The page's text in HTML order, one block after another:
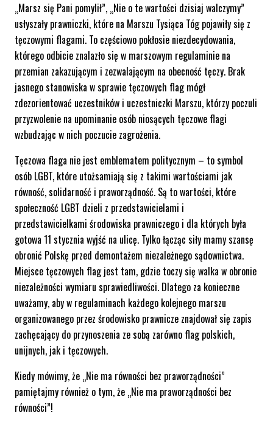
„Marsz się Pani pomylił”, „Nie o te wartości dzisiaj walczymy”
usłyszały prawniczki, które na Marszu Tysiąca Tóg pojawiły się z
tęczowymi flagami. To częściowo pokłosie niezdecydowania,
którego odbicie znalazło się w marszowym regulaminie na
przemian zakazującym i zezwalającym na obecność tęczy. Brak
jasnego stanowiska w sprawie tęczowych flag mógł
zdezorientować uczestników i uczestniczki Marszu, którzy poczuli
przyzwolenie na upominanie osób niosących tęczowe flagi
wzbudzając w nich poczucie zagrożenia.
Tęczowa flaga nie jest emblematem politycznym – to symbol
osób LGBT, które utożsamiają się z takimi wartościami jak
równość, solidarność i praworządność. Są to wartości, które
społeczność LGBT dzieli z przedstawicielami i
przedstawicielkami środowiska prawniczego i dla których była
gotowa 11 stycznia wyjść na ulicę. Tylko łącząc siły mamy szansę
obronić Polskę przed demontażem niezależnego sądownictwa.
Miejsce tęczowych flag jest tam, gdzie toczy się walka w obronie
niezależności wymiaru sprawiedliwości. Dlatego za konieczne
uważamy, aby w regulaminach każdego kolejnego marszu
organizowanego przez środowisko prawnicze znajdował się zapis
zachęcający do przynoszenia ze sobą zarówno flag polskich,
unijnych, jak i tęczowych.
Kiedy mówimy, że „Nie ma równości bez praworządności”
pamiętajmy również o tym, że „Nie ma praworządności bez
równości”!